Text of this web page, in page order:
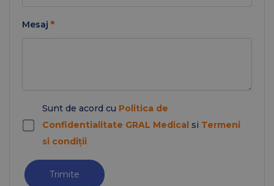
Mesaj *
Sunt de acord cu Politica de
Confidentialitate GRAL Medical si Termeni
si condiții
Trimite